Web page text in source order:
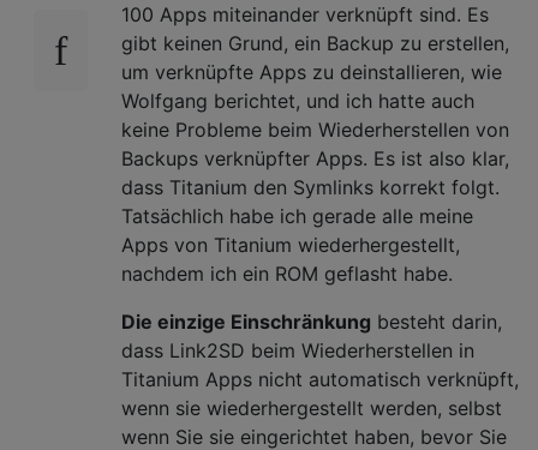
100 Apps miteinander verknüpft sind. Es
gibt keinen Grund, ein Backup zu erstellen,
um verknüpfte Apps zu deinstallieren, wie
Wolfgang berichtet, und ich hatte auch
keine Probleme beim Wiederherstellen von
Backups verknüpfter Apps. Es ist also klar,
dass Titanium den Symlinks korrekt folgt.
Tatsächlich habe ich gerade alle meine
Apps von Titanium wiederhergestellt,
nachdem ich ein ROM geflasht habe.
Die einzige Einschränkung besteht darin,
dass Link2SD beim Wiederherstellen in
Titanium Apps nicht automatisch verknüpft,
wenn sie wiederhergestellt werden, selbst
wenn Sie sie eingerichtet haben, bevor Sie